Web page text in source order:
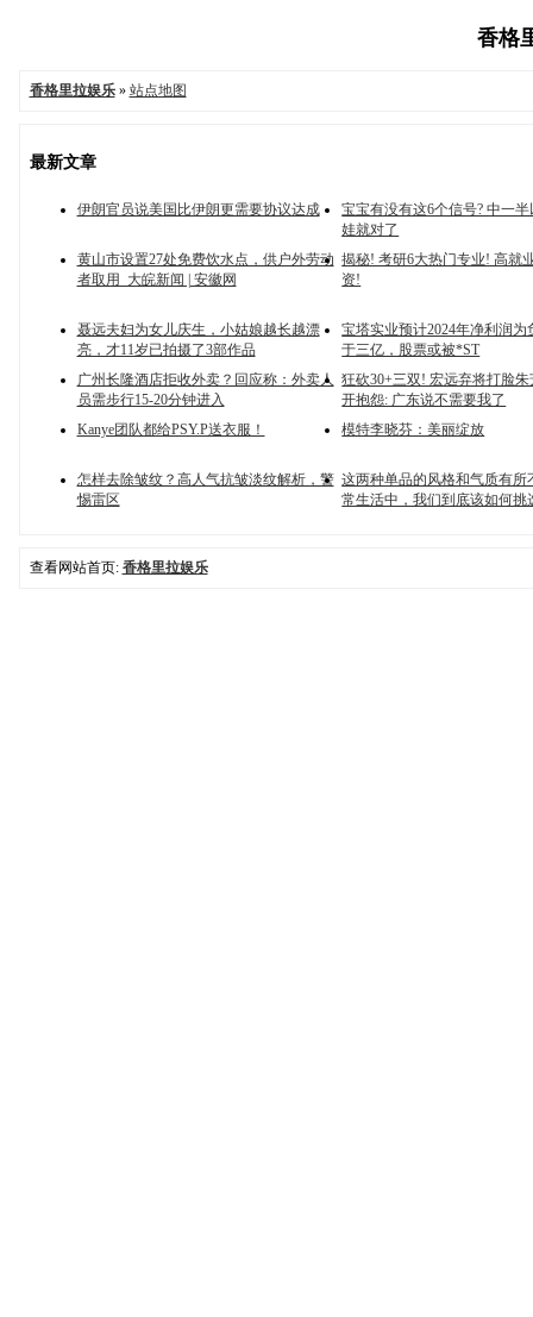
香格
香格里拉娱乐» 站点地图
最新文章
伊朗官员说美国比伊朗更需要协议达成
宝宝有没有这6个信号? 中一
娃就对了
黄山市设置27处免费饮水点，供户外劳动
者取用_大皖新闻 | 安徽网
揭秘! 考研6大热门专业! 高就
资!
聂远夫妇为女儿庆生，小姑娘越长越漂
亮，才11岁已拍摄了3部作品
宝塔实业预计2024年净利润为
于三亿，股票或被*ST
广州长隆酒店拒收外卖？回应称：外卖人
员需步行15-20分钟进入
狂砍30+三双! 宏远弃将打脸
开抱怨: 广东说不需要我了
Kanye团队都给PSY.P送衣服！
模特李晓芬：美丽绽放
怎样去除皱纹？高人气抗皱淡纹解析，警
惕雷区
这两种单品的风格和气质有所
常生活中，我们到底该如何挑
查看网站首页: 香格里拉娱乐